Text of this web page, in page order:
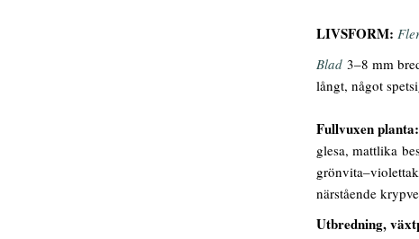
LIVSFORM:
Blad 3–8 mm
långt, något
Fullvuxen planta:
glesa, mattlika
närstående
Utbredning,